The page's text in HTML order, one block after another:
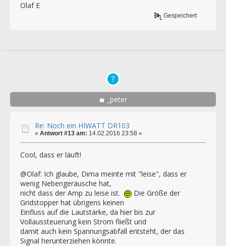
Olaf E
Gespeichert
_peter
Re: Noch ein HIWATT DR103
« Antwort #13 am: 14.02.2016 23:58 »
Cool, dass er läuft!
@Olaf: Ich glaube, Dima meinte mit "leise", dass er
wenig Nebengeräusche hat,
nicht dass der Amp zu leise ist.
Die Größe der
Gridstopper hat übrigens keinen
Einfluss auf die Lautstärke, da hier bis zur
Vollaussteuerung kein Strom fließt und
damit auch kein Spannungsabfall entsteht, der das
Signal herunterziehen könnte.